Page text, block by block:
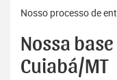
Nosso processo de
Nossa
Cuiabá/MT